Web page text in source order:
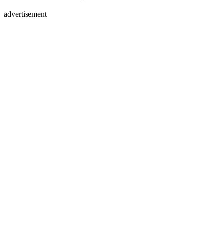
advertisement